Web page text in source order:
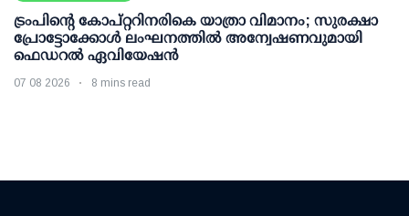
ട്രംപിന്റെ കോപ്റ്ററിനരികെ യാത്രാ വിമാനം; സുരക്ഷാ
പ്രോട്ടോക്കോള്‍ ലംഘനത്തില്‍ അന്വേഷണവുമായി
ഫെഡറല്‍ ഏവിയേഷന്‍
07 08 2026 8 mins read